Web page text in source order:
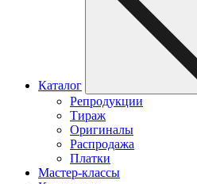
Каталог
Репродукции
Тираж
Оригиналы
Распродажа
Платки
Мастер-классы